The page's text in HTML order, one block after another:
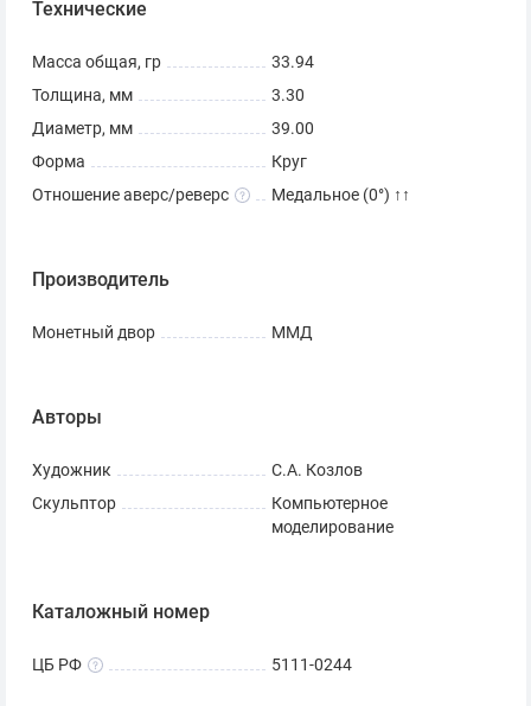
Технические
Масса общая, гр
33.94
Толщина, мм
3.30
Диаметр, мм
39.00
Форма
Круг
Отношение аверс/реверс
Медальное (0°) ↑↑
Производитель
Монетный двор ММД
Авторы
Художник
С.А. Козлов
Скульптор
Компьютерное
моделирование
Каталожный номер
ЦБ РФ 5111-0244